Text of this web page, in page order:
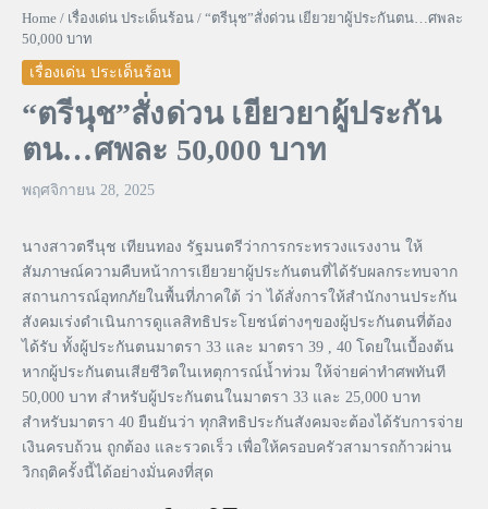
Home / เรื่องเด่น ประเด็นร้อน / “ตรีนุช”สั่งด่วน เยียวยาผู้ประกันตน…ศพละ
50,000 บาท
เรื่องเด่น ประเด็นร้อน
“ตรีนุช”สั่งด่วน เยียวยาผู้ประกัน
ตน…ศพละ 50,000 บาท
พฤศจิกายน 28, 2025
นางสาวตรีนุช เทียนทอง รัฐมนตรีว่าการกระทรวงแรงงาน ให้
สัมภาษณ์ความคืบหน้าการเยียวยาผู้ประกันตนที่ได้รับผลกระทบจาก
สถานการณ์อุทกภัยในพื้นที่ภาคใต้ ว่า ได้สั่งการให้สำนักงานประกัน
สังคมเร่งดำเนินการดูแลสิทธิประโยชน์ต่างๆของผู้ประกันตนที่ต้อง
ได้รับ ทั้งผู้ประกันตนมาตรา 33 และ มาตรา 39 , 40 โดยในเบื้องต้น
หากผู้ประกันตนเสียชีวิตในเหตุการณ์น้ำท่วม ให้จ่ายค่าทำศพทันที
50,000 บาท สำหรับผู้ประกันตนในมาตรา 33 และ 25,000 บาท
สำหรับมาตรา 40 ยืนยันว่า ทุกสิทธิประกันสังคมจะต้องได้รับการจ่าย
เงินครบถ้วน ถูกต้อง และรวดเร็ว เพื่อให้ครอบครัวสามารถก้าวผ่าน
วิกฤติครั้งนี้ได้อย่างมั่นคงที่สุด